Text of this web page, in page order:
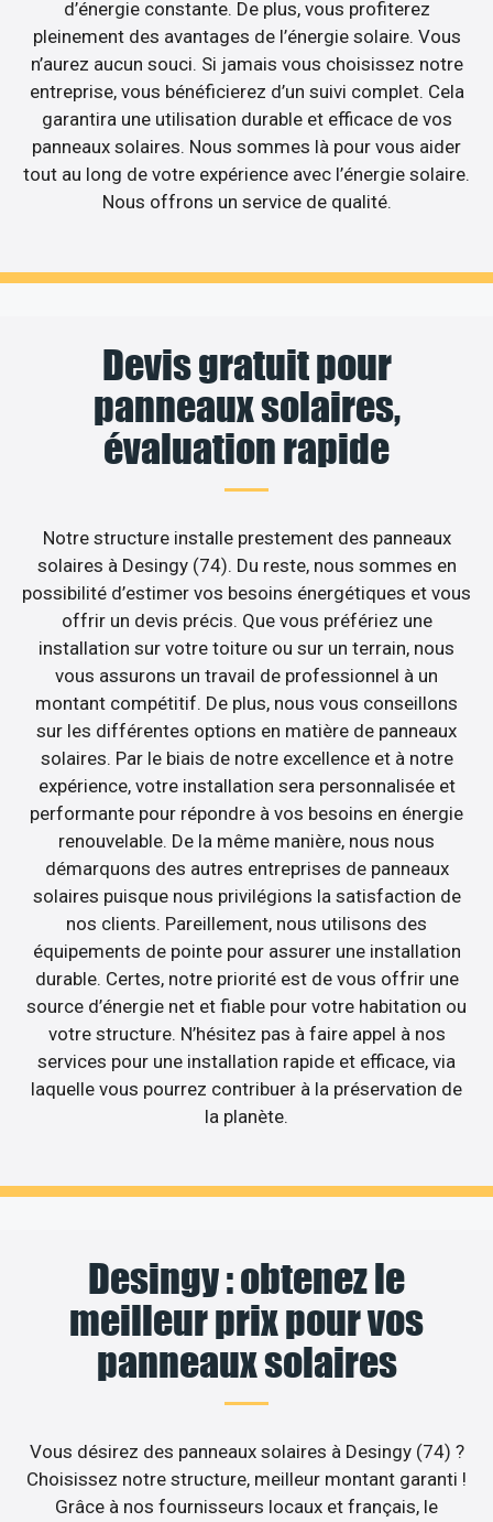
d’énergie constante. De plus, vous profiterez
pleinement des avantages de l’énergie solaire. Vous
n’aurez aucun souci. Si jamais vous choisissez notre
entreprise, vous bénéficierez d’un suivi complet. Cela
garantira une utilisation durable et efficace de vos
panneaux solaires. Nous sommes là pour vous aider
tout au long de votre expérience avec l’énergie solaire.
Nous offrons un service de qualité.
Devis gratuit pour
panneaux solaires,
évaluation rapide
Notre structure installe prestement des panneaux
solaires à Desingy (74). Du reste, nous sommes en
possibilité d’estimer vos besoins énergétiques et vous
offrir un devis précis. Que vous préfériez une
installation sur votre toiture ou sur un terrain, nous
vous assurons un travail de professionnel à un
montant compétitif. De plus, nous vous conseillons
sur les différentes options en matière de panneaux
solaires. Par le biais de notre excellence et à notre
expérience, votre installation sera personnalisée et
performante pour répondre à vos besoins en énergie
renouvelable. De la même manière, nous nous
démarquons des autres entreprises de panneaux
solaires puisque nous privilégions la satisfaction de
nos clients. Pareillement, nous utilisons des
équipements de pointe pour assurer une installation
durable. Certes, notre priorité est de vous offrir une
source d’énergie net et fiable pour votre habitation ou
votre structure. N’hésitez pas à faire appel à nos
services pour une installation rapide et efficace, via
laquelle vous pourrez contribuer à la préservation de
la planète.
Desingy : obtenez le
meilleur prix pour vos
panneaux solaires
Vous désirez des panneaux solaires à Desingy (74) ?
Choisissez notre structure, meilleur montant garanti !
Grâce à nos fournisseurs locaux et français, le